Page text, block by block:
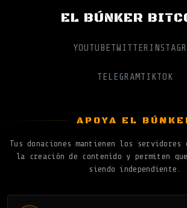
EL BÚNKER
YOUTUBETWITTER
TELEGRAMTIKTOK
APOYA EL
Tus donaciones mantienen los
la creación de contenido y permiten
siendo independiente.